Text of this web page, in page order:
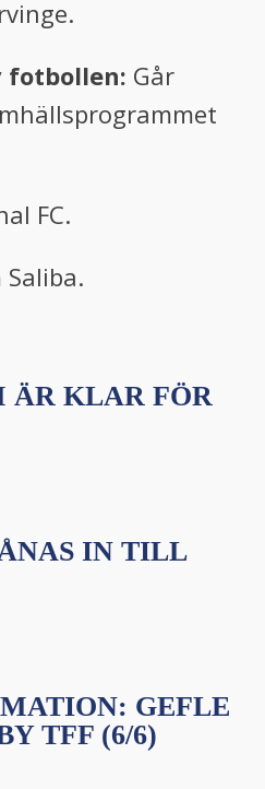
fotbollen: Går
FC.
ÄR KLAR FÖR
IN TILL
GEFLE
TFF (6/6)